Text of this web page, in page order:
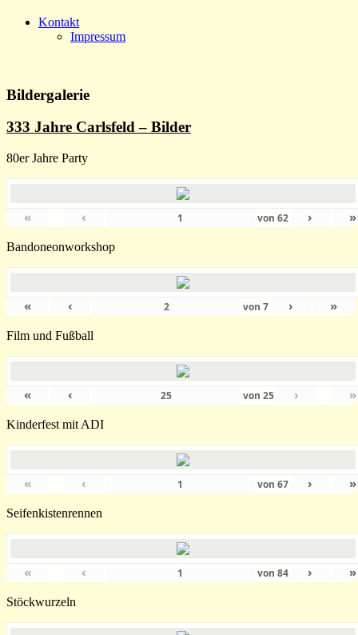
Kontakt
Impressum
Bildergalerie
333 Jahre Carlsfeld – Bilder
80er Jahre Party
« ‹ von 62 › »
Bandoneonworkshop
« ‹ von7 › »
Film und Fußball
« ‹ von25 › »
Kinderfest mit ADI
« ‹ von 67 › »
Seifenkistenrennen
« ‹ von 84 › »
Stöckwurzeln